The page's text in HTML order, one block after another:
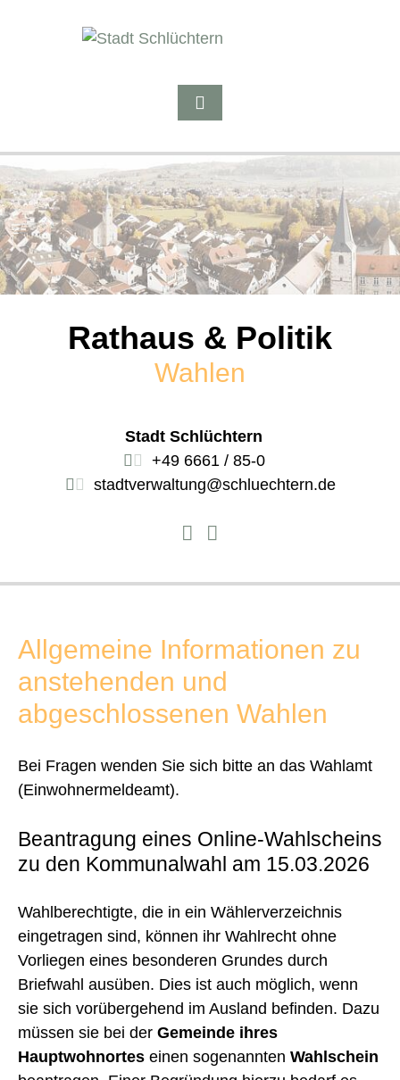
Rathaus & Politik
Wahlen
Stadt Schlüchtern
+49 6661 / 85-0
stadtverwaltung@schluechtern.de
Allgemeine Informationen zu
anstehenden und
abgeschlossenen Wahlen
Bei Fragen wenden Sie sich bitte an das Wahlamt
(Einwohnermeldeamt).
Beantragung eines Online-Wahlscheins
zu den Kommunalwahl am 15.03.2026
Wahlberechtigte, die in ein Wählerverzeichnis
eingetragen sind, können ihr Wahlrecht ohne
Vorliegen eines besonderen Grundes durch
Briefwahl ausüben. Dies ist auch möglich, wenn
sie sich vorübergehend im Ausland befinden. Dazu
müssen sie bei der Gemeinde ihres
Hauptwohnortes einen sogenannten Wahlschein